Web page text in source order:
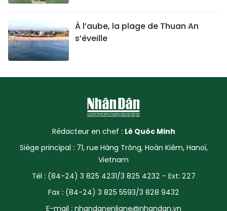
À l’aube, la plage de Thuan An
s’éveille
Rédacteur en chef : Lê Quôc Minh
Siège principal : 71, rue Hàng Trông, Hoàn Kiêm, Hanoï,
Vietnam
Tél : (84-24) 3 825 4231/3 825 4232 - Ext: 227
Fax : (84-24) 3 825 5593/3 828 9432
E-mail : nhandanenligne@nhandan.vn